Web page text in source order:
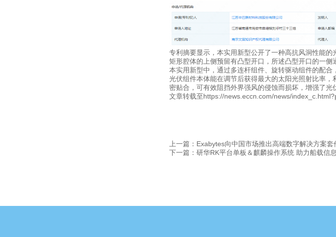
专利摘要显示，本实用新型公开了一种高抗风洞性能
矩形腔体的上侧预留有凸型开口，所述凸型开口的一
本实用新型中，通过多连杆组件、旋转驱动组件的配
光伏组件本体能在调节后获得最大的太阳光照射比率
密贴合，可有效阻挡外界强风的侵蚀而损坏，增强了
文章转载至https://news.eccn.com/news/
上一篇：Exabytes向中国市场推出高端数字解决方案
下一篇：研华RK平台单板＆麒麟操作系统 助力船载信